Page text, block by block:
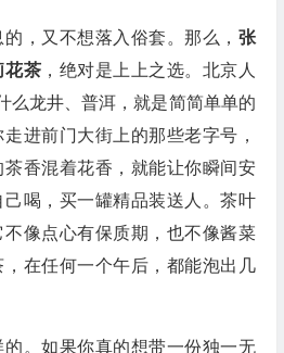
，又不想落入俗套。那么， 张
花茶 ，绝对是上上之选。北京人
么龙井、普洱，就是简简单单的
进前门大街上的那些老字号，
香混着花香，就能让你瞬间安
喝，买一罐精品装送人。茶叶
像点心有保质期，也不像酱菜
在任何一个午后，都能泡出几
。如果你真的想带一份独一无